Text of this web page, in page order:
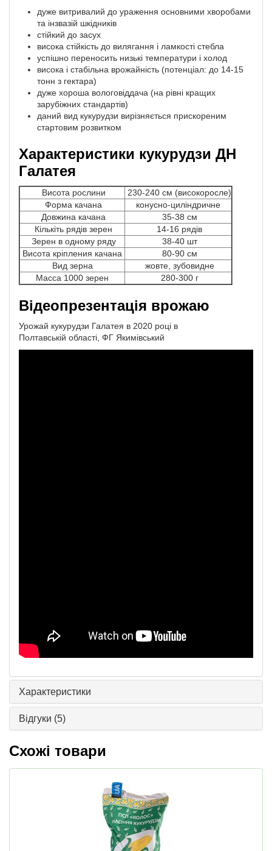
дуже витривалий до ураження основними хворобами
та інзвазій шкідників
стійкий до засух
висока стійкість до вилягання і ламкості стебла
успішно переносить низькі температури і холод
висока і стабільна врожайність (потенціал: до 14-15
тонн з гектара)
дуже хороша вологовіддача (на рівні кращих
зарубіжних стандартів)
даний вид кукурудзи вирізняється прискореним
стартовим розвитком
Характеристики кукурудзи ДН
Галатея
Висота рослини
230-240 см (високоросле)
Форма качана
конусно-циліндричне
Довжина качана
35-38 см
Кількіть рядів зерен
14-16 рядів
Зерен в одному ряду
38-40 шт
Висота кріпления качана
80-90 см
Вид зерна
жовте, зубовидне
Масса 1000 зерен
280-300 г
Відеопрезентація врожаю
Урожай кукурудзи Галатея в 2020 році в
Полтавській області, ФГ Якимівський
Характеристики
Відгуки (5)
Схожі товари